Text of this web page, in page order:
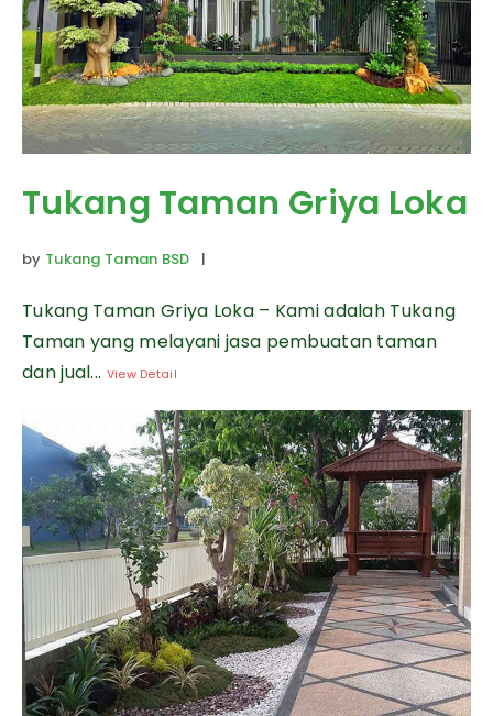
Tukang Taman Griya Loka
by Tukang Taman BSD |
Tukang Taman Griya Loka – Kami adalah Tukang
Taman yang melayani jasa pembuatan taman
dan jual... View Detail